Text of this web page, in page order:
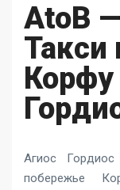
AtoB
Такси
Корфу
Агиос
побережье